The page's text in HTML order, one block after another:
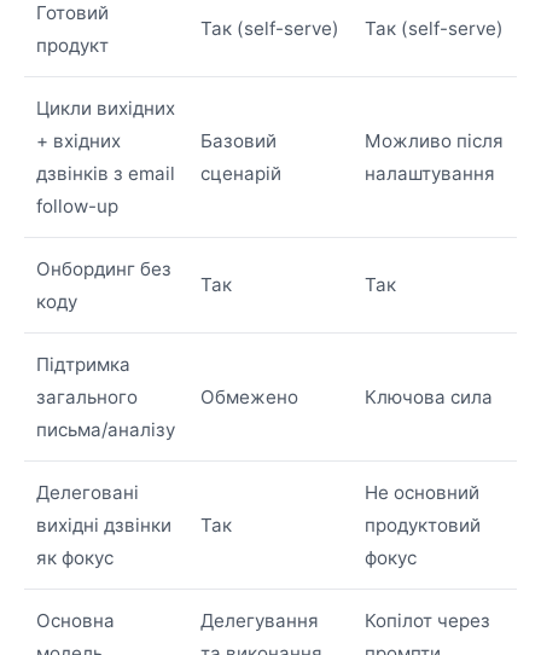
Готовий
продукт
Так (self-serve) Так (self-serve)
Цикли вихідних
+ вхідних
дзвінків з email
follow-up
Базовий
сценарій
Можливо після
налаштування
Онбординг без
коду
Так Так
Підтримка
загального
письма/аналізу
Обмежено Ключова сила
Делеговані
вихідні дзвінки
як фокус
Так
Не основний
продуктовий
фокус
Основна
Делегування
Копілот через